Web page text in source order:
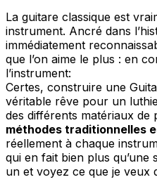
La guitare classique est
instrument. Ancré dans
immédiatement
que l’on aime le plus : en
l’instrument:
Certes, construire une
véritable rêve pour un
des différents matériaux de
méthodes traditionnelles
réellement à chaque
qui en fait bien plus qu’une
un et voyez ce que je veux